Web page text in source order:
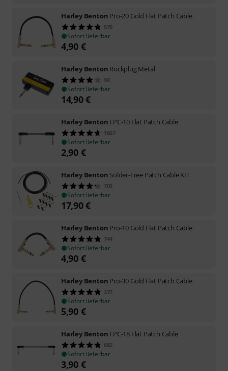
Harley Benton Pro-20 Gold Flat Patch Cable
570
Sofort lieferbar
4,90 €
Harley Benton Rockplug Metal
90
Sofort lieferbar
14,90€
Harley Benton FPC-10 Flat Patch Cable
1667
Sofort lieferbar
2,90 €
Harley Benton Solder-Free Patch Cable KIT
705
Sofort lieferbar
17,90€
Harley Benton Pro-10 Gold Flat Patch Cable
744
Sofort lieferbar
4,90 €
Harley Benton Pro-30 Gold Flat Patch Cable
377
Sofort lieferbar
5,90 €
Harley Benton FPC-18 Flat Patch Cable
682
Sofort lieferbar
3,90 €